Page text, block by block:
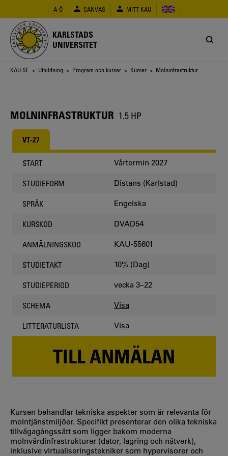
huvudinnehåll
A-Ö CANVAS MITT KAU
KARLSTADS
UNIVERSITET
Länkstig
KAU.SE > Utbildning > Program och kurser > Kurser > Molninfrastruktur
MOLNINFRASTRUKTUR 1.5 HP
VT-27
START Vårtermin 2027
STUDIEFORM Distans (Karlstad)
SPRÅK Engelska
KURSKOD DVAD54
ANMÄLNINGSKOD KAU-55601
STUDIETAKT 10% (Dag)
STUDIEPERIOD vecka 3–22
SCHEMA Visa
LITTERATURLISTA Visa
TILL ANMÄLAN
Kursen behandlar tekniska aspekter som är relevanta för
molntjänstmiljöer. Specifikt presenterar den olika tekniska
tillvägagångssätt som ligger bakom moderna
molnvärdinfrastrukturer (dator, lagring och nätverk),
inklusive virtualiseringstekniker som hypervisorer och